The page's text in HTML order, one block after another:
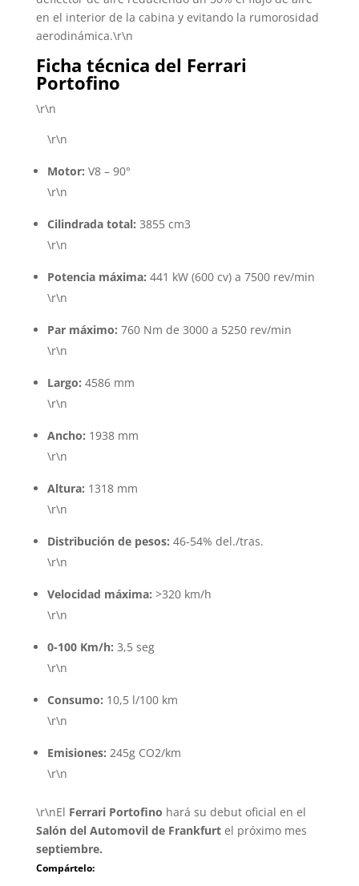
en el interior de la cabina y evitando la rumorosidad
aerodinámica.\r\n
Ficha técnica del Ferrari
Portofino
\r\n
\r\n
Motor: V8 – 90°
\r\n
Cilindrada total: 3855 cm3
\r\n
Potencia máxima: 441 kW (600 cv) a 7500 rev/min
\r\n
Par máximo: 760 Nm de 3000 a 5250 rev/min
\r\n
Largo: 4586 mm
\r\n
Ancho: 1938 mm
\r\n
Altura: 1318 mm
\r\n
Distribución de pesos: 46-54% del./tras.
\r\n
Velocidad máxima: >320 km/h
\r\n
0-100 Km/h: 3,5 seg
\r\n
Consumo: 10,5 l/100 km
\r\n
Emisiones: 245g CO2/km
\r\n
\r\nEl Ferrari Portofino hará su debut oficial en el
Salón del Automovil de Frankfurtel próximo mes
septiembre.
Compártelo: